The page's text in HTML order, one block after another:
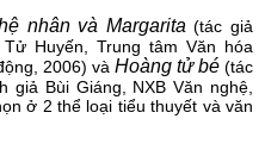
nhân và Margarita (tác giả
Huyến, Trung tâm Văn hóa
2006) và Hoàng tử bé (tác
giả Bùi Giáng, NXB Văn nghệ,
ở 2 thể loại tiểu thuyết và văn